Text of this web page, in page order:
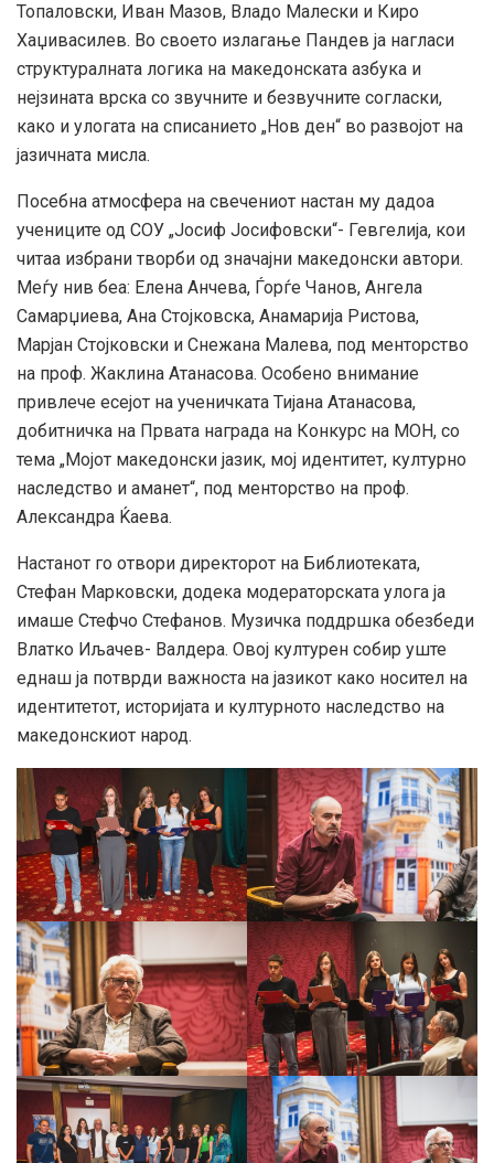
Топаловски, Иван Мазов, Владо Малески и Киро
Хаџивасилев. Во своето излагање Пандев ја нагласи
структуралната логика на македонската азбука и
нејзината врска со звучните и безвучните согласки,
како и улогата на списанието „Нов ден“ во развојот на
јазичната мисла.
Посебна атмосфера на свечениот настан му дадоа
учениците од СОУ „Јосиф Јосифовски“- Гевгелија, кои
читаа избрани творби од значајни македонски автори.
Меѓу нив беа: Елена Анчева, Ѓорѓе Чанов, Ангела
Самарџиева, Ана Стојковска, Анамарија Ристова,
Марјан Стојковски и Снежана Малева, под менторство
на проф. Жаклина Атанасова. Особено внимание
привлече есејот на ученичката Тијана Атанасова,
добитничка на Првата награда на Конкурс на МОН, со
тема „Мојот македонски јазик, мој идентитет, културно
наследство и аманет“, под менторство на проф.
Александра Ќаева.
Настанот го отвори директорот на Библиотеката,
Стефан Марковски, додека модераторската улога ја
имаше Стефчо Стефанов. Музичка поддршка обезбеди
Влатко Иљачев- Валдера. Овој културен собир уште
еднаш ја потврди важноста на јазикот како носител на
идентитетот, историјата и културното наследство на
македонскиот народ.